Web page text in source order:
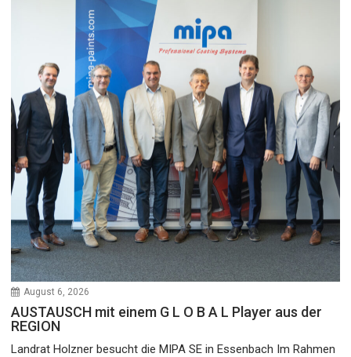
August 6, 2026
AUSTAUSCH mit einem G L O B A L Player aus der
REGION
Landrat Holzner besucht die MIPA SE in Essenbach Im Rahmen